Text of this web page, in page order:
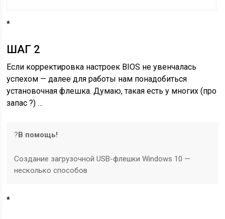
*
ШАГ 2
Если корректировка настроек BIOS не увенчалась
успехом — далее для работы нам понадобиться
установочная флешка. Думаю, такая есть у многих (про
запас ?) …
? В помощь!
Создание загрузочной USB-флешки Windows 10 —
несколько способов
*